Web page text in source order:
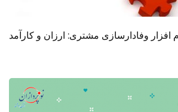
وفادارسازی مشتری: ارزان و کارآمد